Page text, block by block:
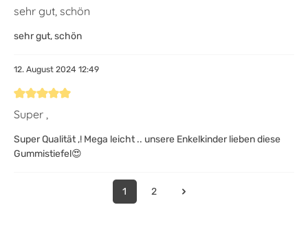
Bewertung mit 5 von 5 Sternen
sehr gut, schön
sehr gut, schön
12. August 2024 12:49
Bewertung mit 5 von 5 Sternen
Super ,
Super Qualität ,! Mega leicht .. unsere Enkelkinder lieben diese
Gummistiefel😍
1 2